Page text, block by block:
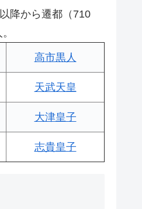
降から遷都（710
高市黒人
天武天皇
大津皇子
志貴皇子